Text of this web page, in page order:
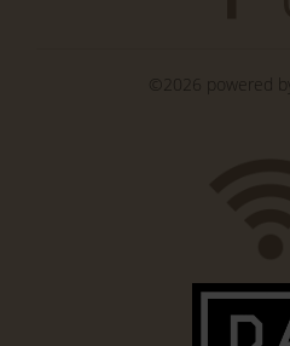
©2026 powered by